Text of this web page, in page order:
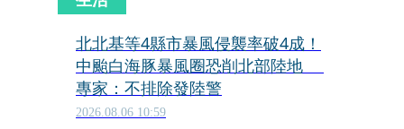
北北基等4縣市暴風侵襲率破4成！
中颱白海豚暴風圈恐削北部陸地
專家：不排除發陸警
2026.08.06 10:59